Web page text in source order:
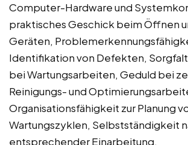
Computer-Hardware und
praktisches Geschick beim Öffnen
Geräten,
Identifikation von Defekten, Sorgfalt
bei Wartungsarbeiten, Geduld bei
Reinigungs- und
Organisationsfähigkeit zur Planung
Wartungszyklen, Selbstständigkeit
entsprechender Einarbeitung,